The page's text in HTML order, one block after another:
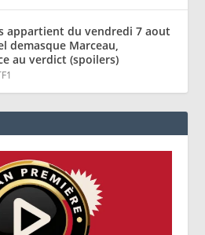
appartient du vendredi 7 aout
demasque Marceau,
au verdict (spoilers)